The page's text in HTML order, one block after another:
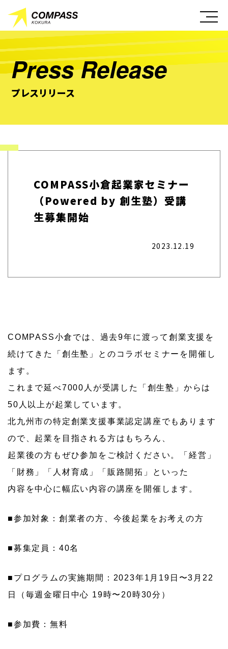
Press Release
プレスリリース
COMPASS小倉起業家セミナー
（Powered by 創生塾）受講
生募集開始
2023.12.19
COMPASS小倉では、過去9年に渡って創業支援を
続けてきた「創生塾」とのコラボセミナーを開催し
ます。
これまで延べ7000人が受講した「創生塾」からは
50人以上が起業しています。
北九州市の特定創業支援事業認定講座でもあります
ので、起業を目指される方はもちろん、
起業後の方もぜひ参加をご検討ください。「経営」
「財務」「人材育成」「販路開拓」といった
内容を中心に幅広い内容の講座を開催します。
■参加対象：創業者の方、今後起業をお考えの方
■募集定員：40名
■プログラムの実施期間：2023年1月19日〜3月22
日（毎週金曜日中心 19時〜20時30分）
■参加費：無料